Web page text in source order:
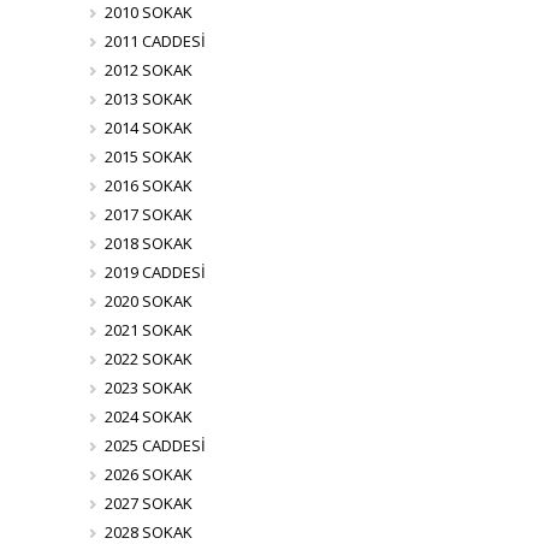
2010 SOKAK
2011 CADDESİ
2012 SOKAK
2013 SOKAK
2014 SOKAK
2015 SOKAK
2016 SOKAK
2017 SOKAK
2018 SOKAK
2019 CADDESİ
2020 SOKAK
2021 SOKAK
2022 SOKAK
2023 SOKAK
2024 SOKAK
2025 CADDESİ
2026 SOKAK
2027 SOKAK
2028 SOKAK